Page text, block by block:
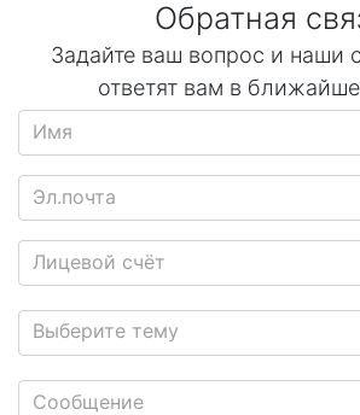
Обратная
Задайте ваш вопрос и наши
ответят вам в
Имя
Эл.почта
Лицевой счёт
Выберите тему
Сообщение